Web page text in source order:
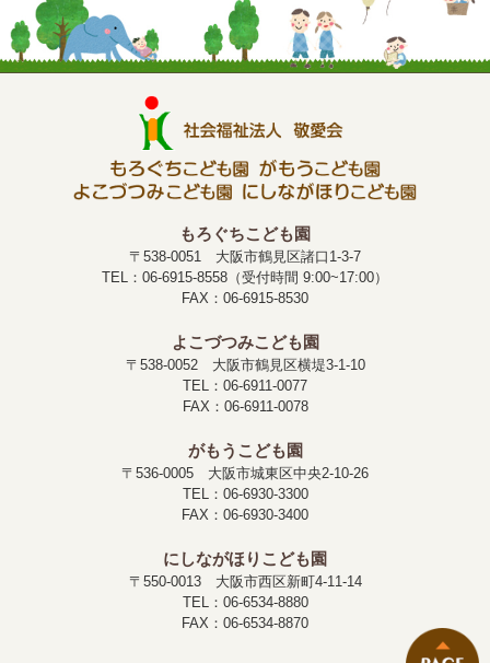
もろぐちこども園
〒538-0051 大阪市鶴見区諸口1-3-7
TEL：06-6915-8558（受付時間 9:00~17:00）
FAX：06-6915-8530
よこづつみこども園
〒538-0052 大阪市鶴見区横堤3-1-10
TEL：06-6911-0077
FAX：06-6911-0078
がもうこども園
〒536-0005 大阪市城東区中央2-10-26
TEL：06-6930-3300
FAX：06-6930-3400
にしながほりこども園
〒550-0013 大阪市西区新町4-11-14
TEL：06-6534-8880
FAX：06-6534-8870